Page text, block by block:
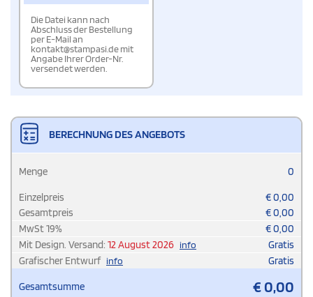
Die Datei kann nach
Abschluss der Bestellung
per E-Mail an
kontakt@stampasi.de mit
Angabe Ihrer Order-Nr.
versendet werden.
BERECHNUNG DES ANGEBOTS
Menge 0
Einzelpreis €0,00
Gesamtpreis
€0,00
MwSt19% €0,00
Mit Design. Versand: 12 August 2026 info
Gratis
Grafischer Entwurf info Gratis
Gesamtsumme €0,00